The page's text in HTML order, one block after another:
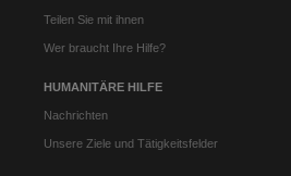
Teilen Sie mit ihnen
Wer braucht Ihre Hilfe?
HUMANITÄRE HILFE
Nachrichten
Unsere Ziele und Tätigkeitsfelder